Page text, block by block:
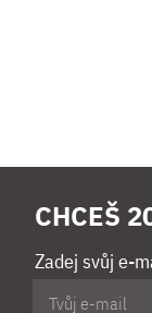
CHCEŠ
Zadej svůj e-